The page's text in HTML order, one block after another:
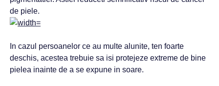
de piele.
In cazul persoanelor ce au multe alunite, ten foarte
deschis, acestea trebuie sa isi protejeze extreme de bine
pielea inainte de a se expune in soare.